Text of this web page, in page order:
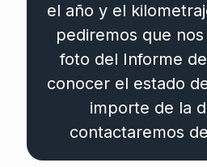
el año y el
pediremos que
foto del Informe
conocer el estado
importe de la
contactaremos